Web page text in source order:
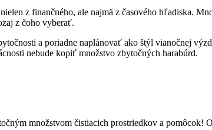
z finančného, ale najmä z časového hľadiska.
z čoho vyberať.
a poriadne naplánovať ako štýl vianočnej
nebude kopiť množstvo zbytočných harabúrd.
množstvom čistiacich prostriedkov a pomôcok!